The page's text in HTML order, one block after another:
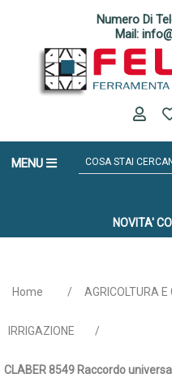
Numero Di
Mail:
MENU
NOVITA'
Home / AGRICOLTURA E
IRRIGAZIONE /
CLABER 8549 Raccordo